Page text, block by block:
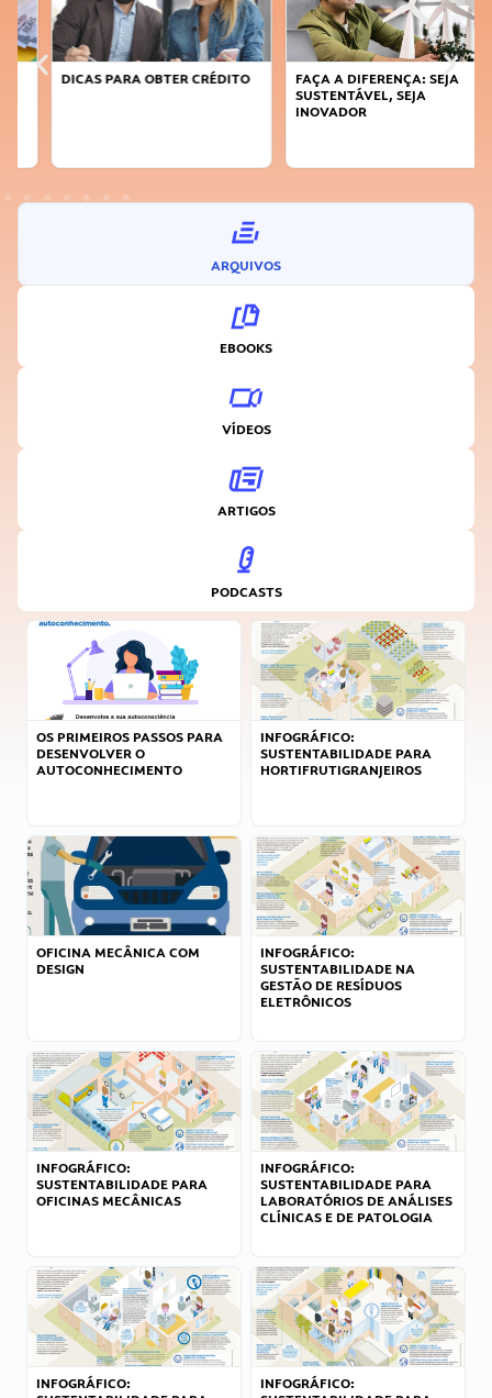
DICAS PARA OBTER CRÉDITO
FAÇA A DIFERENÇA: SEJA
SUSTENTÁVEL, SEJA
INOVADOR
ARQUIVOS
EBOOKS
VÍDEOS
ARTIGOS
PODCASTS
OS PRIMEIROS PASSOS PARA
DESENVOLVER O
AUTOCONHECIMENTO
INFOGRÁFICO:
SUSTENTABILIDADE PARA
HORTIFRUTIGRANJEIROS
OFICINA MECÂNICA COM
DESIGN
INFOGRÁFICO:
SUSTENTABILIDADE NA
GESTÃO DE RESÍDUOS
ELETRÔNICOS
INFOGRÁFICO:
SUSTENTABILIDADE PARA
OFICINAS MECÂNICAS
INFOGRÁFICO:
SUSTENTABILIDADE PARA
LABORATÓRIOS DE ANÁLISES
CLÍNICAS E DE PATOLOGIA
INFOGRÁFICO:
INFOGRÁFICO: